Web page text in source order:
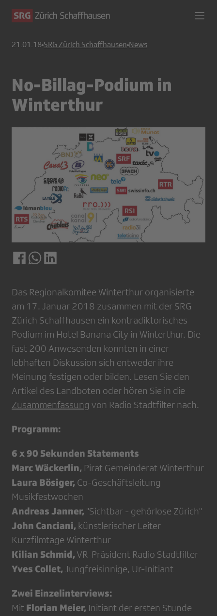
21.01.18 SRG Zürich Schaffhausen News
No-Billag-Podium in
Winterthur
Das Regionalkomitee Winterthur organisierte
am 17. Januar 2018 zusammen mit der SRG
Zürich Schaffhausen ein kontradiktorisches
Podium im Hotel Banana City in Winterthur. Die
fast 200 Anwesenden konnten in einer
lebhaften Diskussion sich entweder ihre
Meinung festigen oder bilden. Lesen Sie den
Artikel des Landboten oder hören Sie in die
Zusammenfassung von Radio Stadtfilter nach.
Programm:
6 x 90 Sekunden Statements
Marc Wäckerlin, Pirat Gemeinderat Winterthur
Laura Bösiger, Co-Geschäftsleitung
Musikfestwochen
Andreas Janner, "Sichtbar - gehörlose Zürich"
John Canciani, künstlerischer Leiter
Kurzfilmtage Winterthur
Kilian Schmid,VR-Präsident Radio Stadtfilter
Yves Collet,Jungfreisinnige, Ur-Initiant
Zwei Einzelinterviews:
Mit Florian Meier, Initiant der ersten Stunde